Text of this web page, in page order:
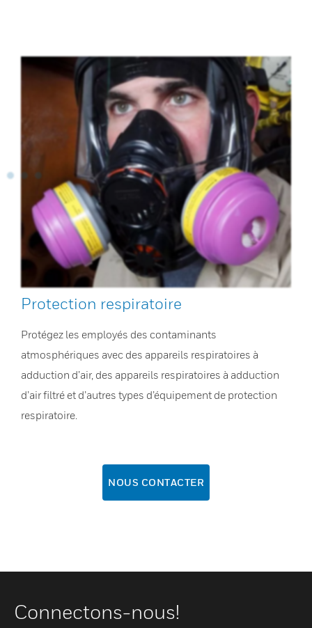
Protection respiratoire
Protégez les employés des contaminants
atmosphériques avec des appareils respiratoires à
adduction d’air, des appareils respiratoires à adduction
d’air filtré et d’autres types d’équipement de protection
respiratoire.
NOUS CONTACTER
Connectons-nous!